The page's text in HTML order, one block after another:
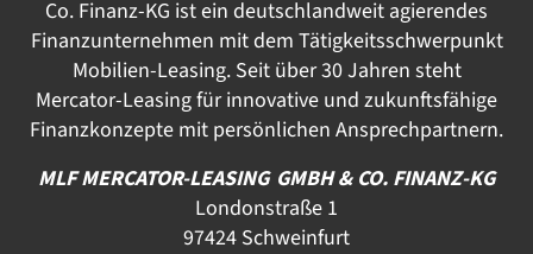
Co. Finanz-KG ist ein deutschlandweit agierendes
Finanzunternehmen mit dem Tätigkeitsschwerpunkt
Mobilien-Leasing. Seit über 30 Jahren steht
Mercator-Leasing für innovative und zukunftsfähige
Finanzkonzepte mit persönlichen Ansprechpartnern.
MLF MERCATOR-LEASING GMBH & CO. FINANZ-KG
Londonstraße 1
97424 Schweinfurt